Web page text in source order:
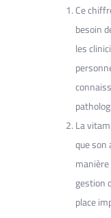
Ce
besoin
les
La
que
gestion
place